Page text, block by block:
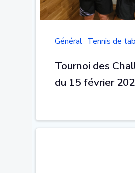
Général Tennis de
Tournoi des
du 15 février